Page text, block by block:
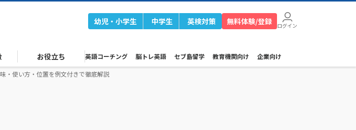
幼児・小学生 中学生 英検対策 無料体験/登録 ログイン
お役立ち 英語コーチング 脳トレ英語 セブ島留学 教育機関向け 企業向け
・使い方・位置を例文付きで徹底解説